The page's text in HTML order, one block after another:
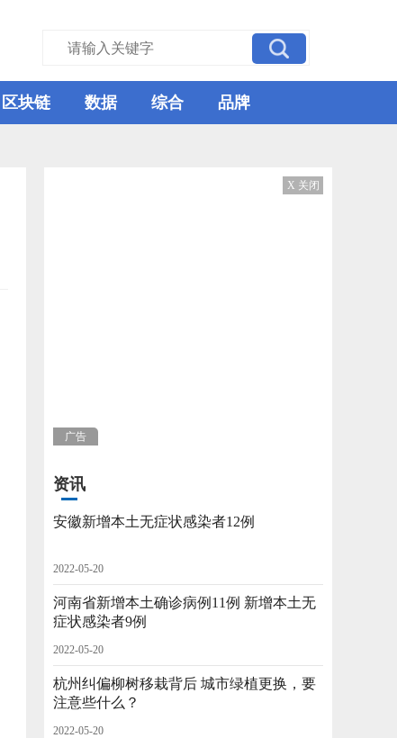
区块链 数据 综合 品牌
广告
X 关闭
资讯
安徽新增本土无症状感染者12例
2022-05-20
河南省新增本土确诊病例11例 新增本土无
症状感染者9例
2022-05-20
杭州纠偏柳树移栽背后 城市绿植更换，要
注意些什么？
2022-05-20